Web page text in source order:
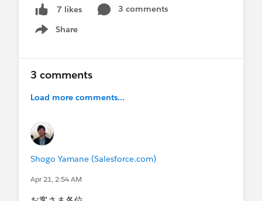
のログ等をご確認いただくことで、SOAP API
login() を使用しているユーザーやアプリケーショ
ご利用のツールや連携方法に合わせて、以下の対
応をお願いいたします。
・Data Loader (画面版) を利用の場合
データローダのログイン画面には「OAuth」と
ざいます。「Password Authentication」は内部的
に今回廃止対象となる SOAP API login() を使用し
ているため、将来的にご利用いただけなくなりま
日々のお問い合わせ対応で得たリアルな知見に基
づき、Agentforce の基礎知識に加え、導入・運用
説。
確実なAI導入を実現する実践的なノウハウを提供
にとっても大変分かりやすい内容となっています
▼アジェンダ
① Agentforce の概要と導入メリット
③ 振り返りクイズ
7 likes
3 comments
Share
Show menu
3 comments
Load more comments...
Shogo Yamane (Salesforce.com)
Apr 21, 2:54 AM